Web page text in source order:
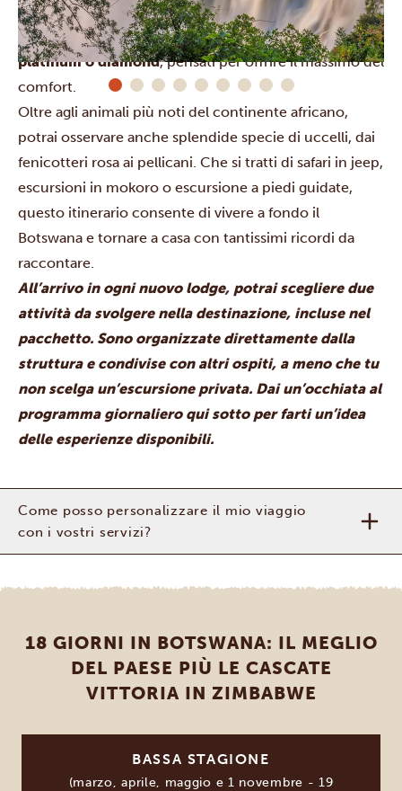
un’avventura e l’altra, c’è sempre tempo per il relax.
Potrai soggiornare in lodge delle categoriegold,
platinum o diamond, pensati per offrire il massimo del
comfort.
Oltre agli animali più noti del continente africano,
potrai osservare anche splendide specie di uccelli, dai
fenicotteri rosa ai pellicani. Che si tratti di safari in jeep,
escursioni in mokoro o escursione a piedi guidate,
questo itinerario consente di vivere a fondo il
Botswana e tornare a casa con tantissimi ricordi da
raccontare.
All’arrivo in ogni nuovo lodge, potrai scegliere due
attività da svolgere nella destinazione, incluse nel
pacchetto. Sono organizzate direttamente dalla
struttura e condivise con altri ospiti, a meno che tu
non scelga un’escursione privata. Dai un’occhiata al
programma giornaliero qui sotto per farti un’idea
delle esperienze disponibili.
Come posso personalizzare il mio viaggio
con i vostri servizi?
18 GIORNI IN BOTSWANA: IL MEGLIO
DEL PAESE PIÙ LE CASCATE
VITTORIA IN ZIMBABWE
BASSA STAGIONE
(marzo, aprile, maggio e 1 novembre - 19